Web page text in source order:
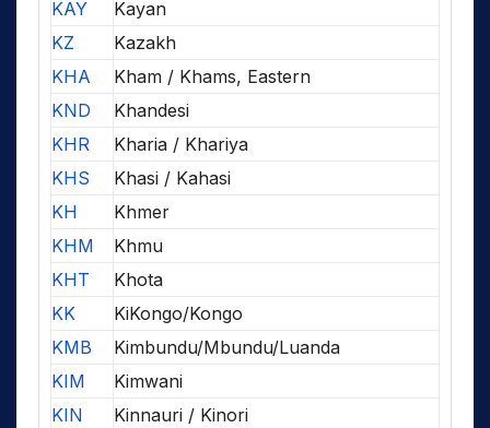
KAY
Kayan
KZ
Kazakh
KHA
Kham / Khams, Eastern
KND
Khandesi
KHR
Kharia / Khariya
KHS
Khasi / Kahasi
KH
Khmer
KHM
Khmu
KHT
Khota
KK
KiKongo/Kongo
KMB
Kimbundu/Mbundu/Luanda
KIM
Kimwani
KIN
Kinnauri / Kinori